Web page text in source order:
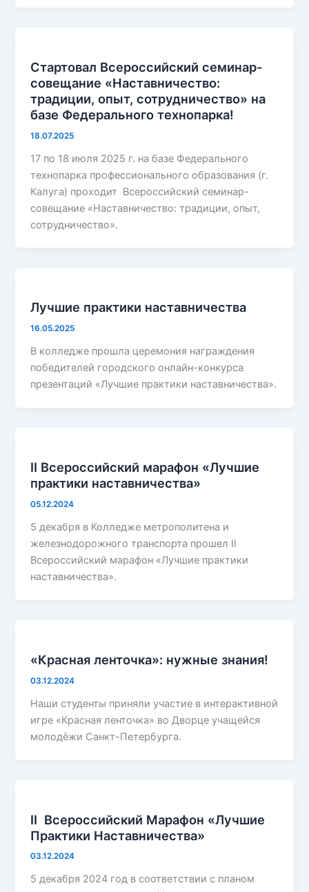
Стартовал Всероссийский семинар-
совещание «Наставничество:
традиции, опыт, сотрудничество» на
базе Федерального технопарка!
18.07.2025
17 по 18 июля 2025 г. на базе Федерального
технопарка профессионального образования (г.
Калуга) проходит Всероссийский семинар-
совещание «Наставничество: традиции, опыт,
сотрудничество».
Лучшие практики наставничества
16.05.2025
В колледже прошла церемония награждения
победителей городского онлайн-конкурса
презентаций «Лучшие практики наставничества».
II Всероссийский марафон «Лучшие
практики наставничества»
05.12.2024
5 декабря в Колледже метрополитена и
железнодорожного транспорта прошел II
Всероссийский марафон «Лучшие практики
наставничества».
«Красная ленточка»: нужные знания!
03.12.2024
Наши студенты приняли участие в интерактивной
игре «Красная ленточка» во Дворце учащейся
молодёжи Санкт-Петербурга.
II Всероссийский Марафон «Лучшие
Практики Наставничества»
03.12.2024
5 декабря 2024 год в соответствии с планом